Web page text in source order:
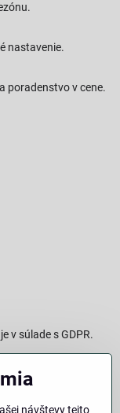
nastavenie.
poradenstvo v cene.
v súlade s GDPR.
návštevy tejto